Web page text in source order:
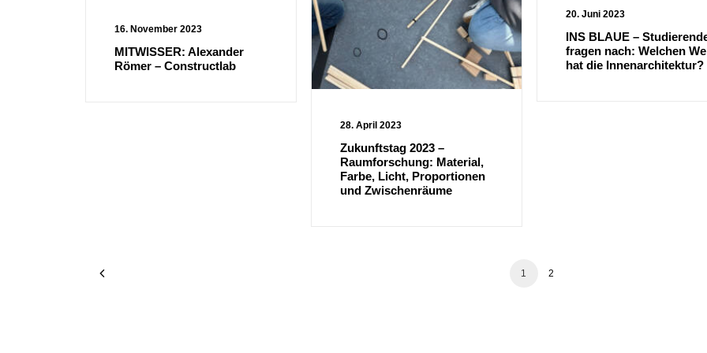
16. November 2023
MITWISSER: Alexander
Römer – Constructlab
20. Juni 2023
INS BLAUE –
fragen nach: Welchen
hat die Innenarchitektur?
28. April 2023
Zukunftstag 2023 –
Raumforschung: Material,
Farbe, Licht, Proportionen
und Zwischenräume
1 2